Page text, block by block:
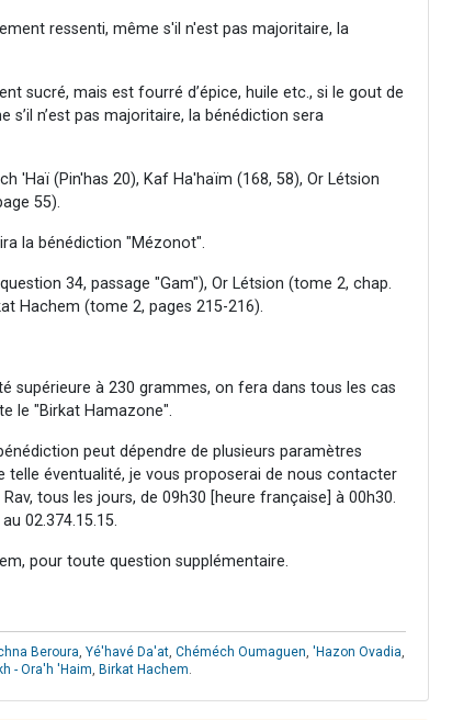
ressenti, même s'il n'est pas majoritaire, la
sucré, mais est fourré d’épice, huile etc., si le gout de
n’est pas majoritaire, la bénédiction sera
'Haï (Pin'has 20), Kaf Ha'haïm (168, 58), Or Létsion
55).
la bénédiction "Mézonot".
34, passage "Gam"), Or Létsion (tome 2, chap.
Hachem (tome 2, pages 215-216).
supérieure à 230 grammes, on fera dans tous les cas
le "Birkat Hamazone".
peut dépendre de plusieurs paramètres
telle éventualité, je vous proposerai de nous contacter
tous les jours, de 09h30 [heure française] à 00h30.
02.374.15.15.
pour toute question supplémentaire.
Beroura Yé'havé Da'at Chéméch Oumaguen 'Hazon Ovadia
- Ora'h 'Haim Birkat Hachem